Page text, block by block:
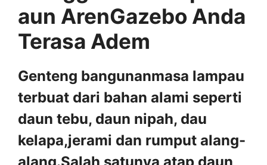
aun ArenGazebo Anda
Terasa Adem
Genteng bangunanmasa lampau
terbuat dari bahan alami seperti
daun tebu, daun nipah, dau
kelapa,jerami dan rumput alang-
alang.Salah satunya atap daun